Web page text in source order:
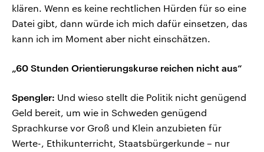
klären. Wenn es keine rechtlichen Hürden für so eine
Datei gibt, dann würde ich mich dafür einsetzen, das
kann ich im Moment aber nicht einschätzen.
„60 Stunden Orientierungskurse reichen nicht aus“
Spengler: Und wieso stellt die Politik nicht genügend
Geld bereit, um wie in Schweden genügend
Sprachkurse vor Groß und Klein anzubieten für
Werte-, Ethikunterricht, Staatsbürgerkunde – nur